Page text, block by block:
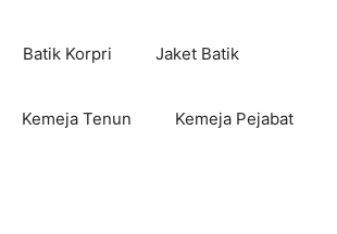
Batik Korpri Jaket Batik
Kemeja Tenun Kemeja Pejabat